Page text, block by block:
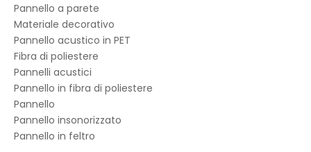
Pannello a parete
Materiale decorativo
Pannello acustico in PET
Fibra di poliestere
Pannelli acustici
Pannello in fibra di poliestere
Pannello
Pannello insonorizzato
Pannello in feltro